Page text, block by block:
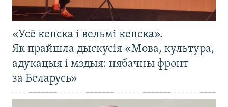
«Усё кепска і вельмі кепска».
Як прайшла дыскусія «Мова, культура,
адукацыя і мэдыя: нябачны фронт
за Беларусь»